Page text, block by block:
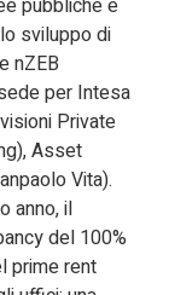
pubbliche e
sviluppo di
nZEB
per Intesa
Private
Asset
Vita).
anno, il
del 100%
prime rent